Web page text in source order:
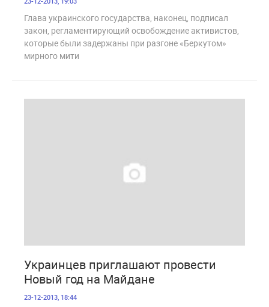
Глава украинского государства, наконец, подписал
закон, регламентирующий освобождение активистов,
которые были задержаны при разгоне «Беркутом»
мирного мити
Украинцев приглашают провести
Новый год на Майдане
23-12-2013, 18:44